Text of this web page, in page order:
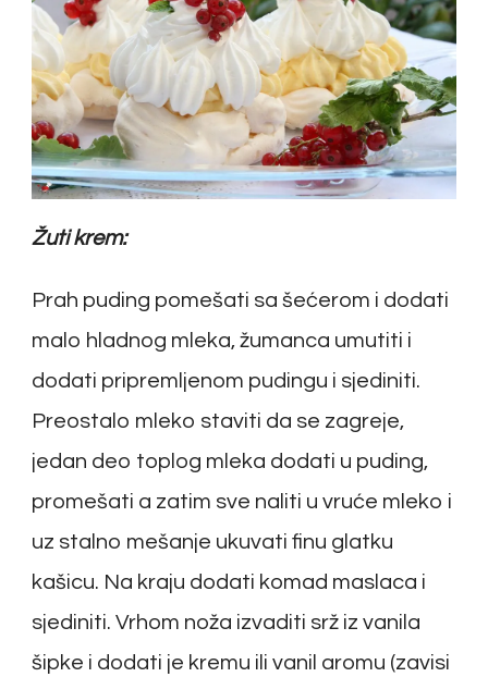
Žuti krem:
Prah puding pomešati sa šećerom i dodati
malo hladnog mleka, žumanca umutiti i
dodati pripremljenom pudingu i sjediniti.
Preostalo mleko staviti da se zagreje,
jedan deo toplog mleka dodati u puding,
promešati a zatim sve naliti u vruće mleko i
uz stalno mešanje ukuvati finu glatku
kašicu. Na kraju dodati komad maslaca i
sjediniti. Vrhom noža izvaditi srž iz vanila
šipke i dodati je kremu ili vanil aromu (zavisi